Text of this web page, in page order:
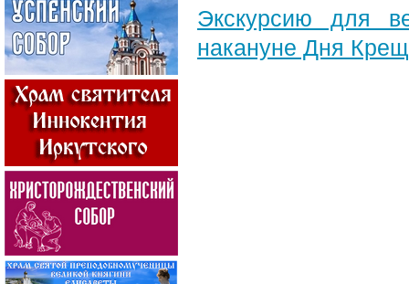
Экскурсию для
накануне Дня